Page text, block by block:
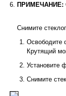
ПРИМЕЧАНИЕ:
Снимите
Освободите
Крутящий
Установите
Снимите